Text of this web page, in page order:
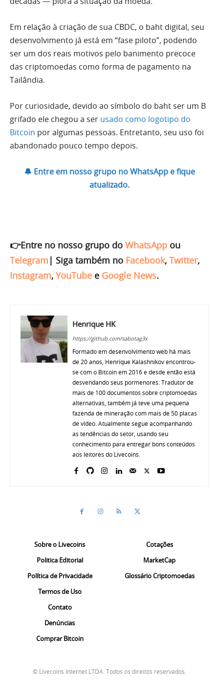
Em relação à criação de sua CBDC, o baht digital, seu
desenvolvimento já está em “fase piloto”, podendo
ser um dos reais motivos pelo banimento precoce
das criptomoedas como forma de pagamento na
Tailândia.
Por curiosidade, devido ao símbolo do baht ser um B
grifado ele chegou a ser usado como logotipo do
Bitcoin por algumas pessoas. Entretanto, seu uso foi
abandonado pouco tempo depois.
🔔 Entre em nosso grupo no WhatsApp e fique
atualizado.
👉Entre no nosso grupo do WhatsApp ou
Telegram | Siga também no Facebook, Twitter,
Instagram, YouTube e Google News.
Henrique HK
https://github.com/sabotag3x
Formado em desenvolvimento web há mais
de 20 anos, Henrique Kalashnikov encontrou-
se com o Bitcoin em 2016 e desde então está
desvendando seus pormenores. Tradutor de
mais de 100 documentos sobre criptomoedas
alternativas, também já teve uma pequena
fazenda de mineração com mais de 50 placas
de vídeo. Atualmente segue acompanhando
as tendências do setor, usando seu
conhecimento para entregar bons conteúdos
aos leitores do Livecoins.
Sobre o Livecoins
Politica Editorial
Política de Privacidade
Termos de Uso
Contato
Denúncias
Comprar Bitcoin
Cotações
MarketCap
Glossário Criptomoedas
© Livecoins Internet LTDA. Todos os direitos reservados.